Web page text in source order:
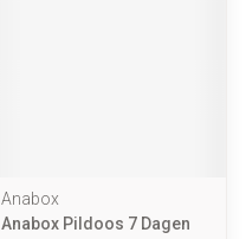
Anabox
Anabox Pildoos 7 Dagen